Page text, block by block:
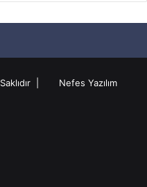
| Nefes Yazılım